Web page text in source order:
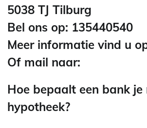
5038 TJ Tilburg
Bel ons op: 135440540
Meer informatie vind u
Of mail naar:
Hoe bepaalt een bank
hypotheek?